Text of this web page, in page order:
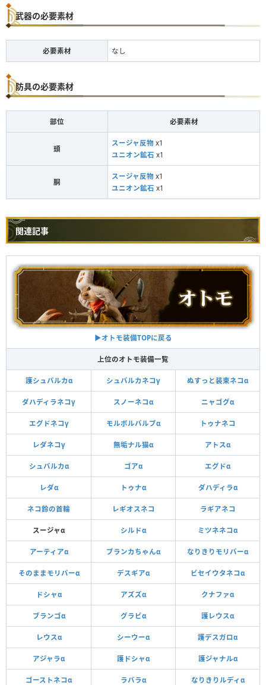
武器の必要素材
必要素材 なし
防具の必要素材
部位 必要素材
頭
スージャ反物 x1
ユニオン鉱石 x1
胴
スージャ反物 x1
ユニオン鉱石 x1
関連記事
▶︎オトモ装備TOPに戻る
上位のオトモ装備一覧
護シュバルカα シュバルカネコγ ぬすっと装束ネコα
ダハディラネコγ スノーネコα ニャゴグα
エグドネコγ モルボルバルブα トゥナネコ
レダネコγ 無垢ナル猫α アトスα
シュバルカα ゴアα エグドα
レダα トゥナα ダハディラα
ネコ鈴の首輪 レギオスネコ ラギアネコ
スージャα シルドα ミツネネコα
アーティアα ブランカちゃんα なりきりモリバーα
そのままモリバーα デスギアα ビセイウタネコα
ドシャα アズズα クナファα
ブランゴα グラビα 護レウスα
レウスα シーウーα 護デスガロα
アジャラα 護ドシャα 護ジャナルα
ゴーストネコα ラバラα なりきりルディα